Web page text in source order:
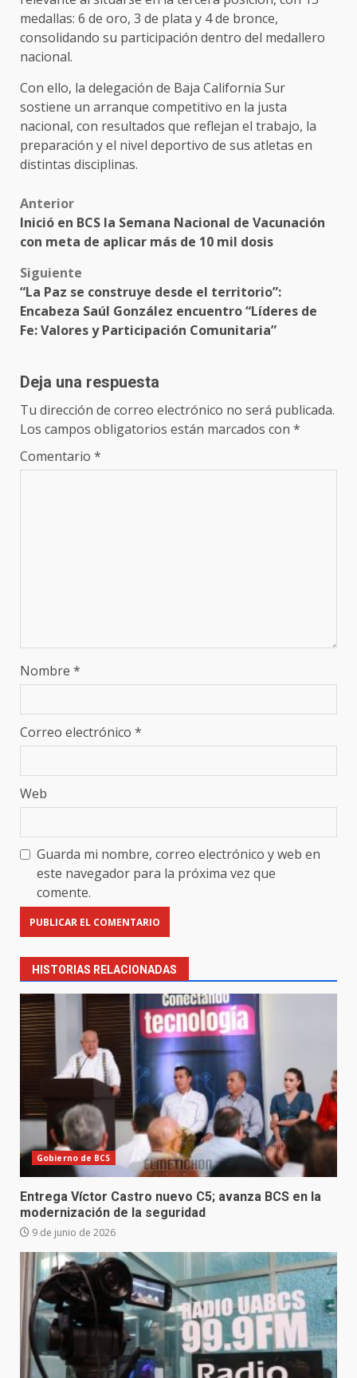
medallas: 6 de oro, 3 de plata y 4 de bronce,
consolidando su participación dentro del medallero
nacional.
Con ello, la delegación de Baja California Sur
sostiene un arranque competitivo en la justa
nacional, con resultados que reflejan el trabajo, la
preparación y el nivel deportivo de sus atletas en
distintas disciplinas.
Post
navigation
Anterior
Inició en BCS la Semana Nacional de Vacunación
con meta de aplicar más de 10 mil dosis
Siguiente
“La Paz se construye desde el territorio”:
Encabeza Saúl González encuentro “Líderes de
Fe: Valores y Participación Comunitaria”
Deja una respuesta
Tu dirección de correo electrónico no será publicada.
Los campos obligatorios están marcados con *
Comentario *
Nombre *
Correo electrónico *
Web
Guarda mi nombre, correo electrónico y web en
este navegador para la próxima vez que
comente.
HISTORIAS RELACIONADAS
Gobierno de BCS
Entrega Víctor Castro nuevo C5; avanza BCS en la
modernización de la seguridad
9 de junio de 2026